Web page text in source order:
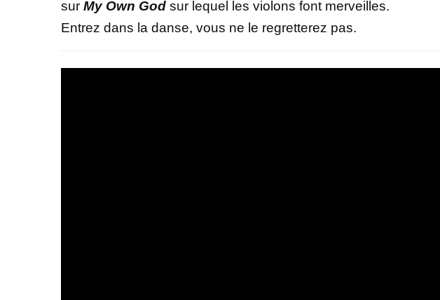
sur My Own God sur lequel les violons font merveilles.
Entrez dans la danse, vous ne le regretterez pas.